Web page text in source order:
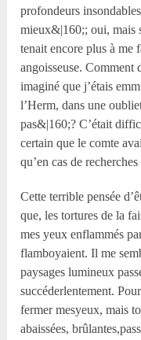
profondeurs
mieux&|160;; oui, mais
tenait encore plus à me
angoisseuse. Comment
imaginé que j’étais
l’Herm, dans une
pas&|160;? C’était
certain que le comte
qu’en cas de
Cette terrible pensée
que, les tortures de la
mes yeux enflammés
flamboyaient. Il me
paysages lumineux
succéderlentement.
fermer mesyeux, mais
abaissées,